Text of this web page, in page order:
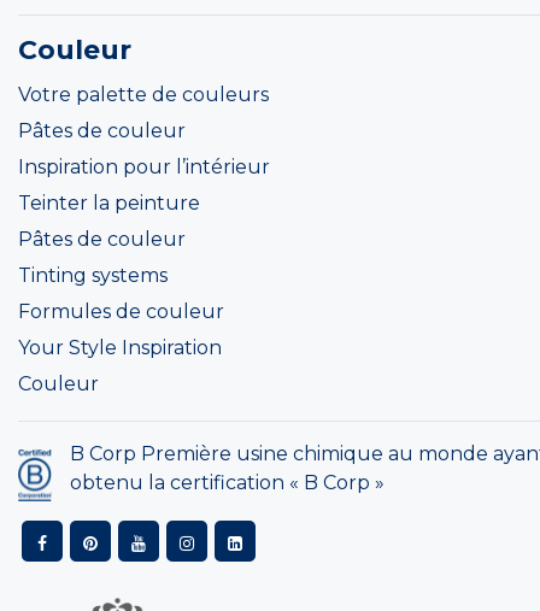
Couleur
Votre palette de couleurs
Pâtes de couleur
Inspiration pour l’intérieur
Teinter la peinture
Pâtes de couleur
Tinting systems
Formules de couleur
Your Style Inspiration
Couleur
B Corp Première usine chimique au monde
obtenu la certification « B Corp »